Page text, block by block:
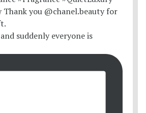
suddenly everyone is